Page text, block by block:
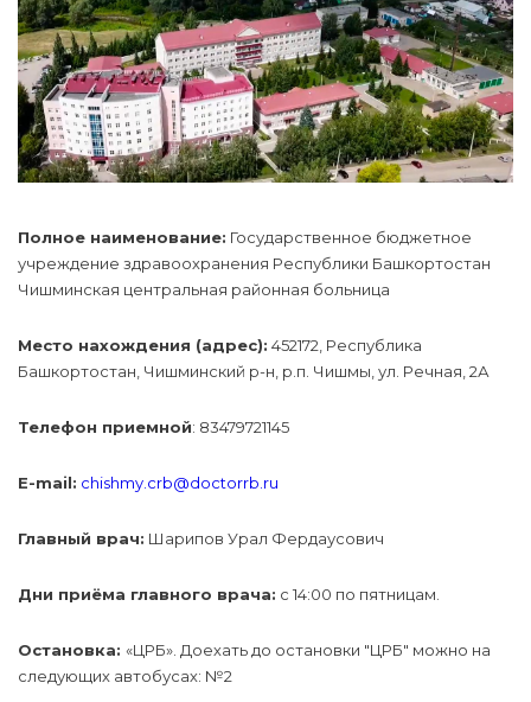
Полное наименование: Государственное бюджетное
учреждение здравоохранения Республики Башкортостан
Чишминская центральная районная больница
Место нахождения (адрес): 452172, Республика
Башкортостан, Чишминский р-н, р.п. Чишмы, ул. Речная, 2А
Телефон приемной: 83479721145
E-mail: chishmy.crb@doctorrb.ru
Главный врач: Шарипов Урал Фердаусович
Дни приёма главного врача: с 14:00 по пятницам.
Остановка: «ЦРБ». Доехать до остановки "ЦРБ" можно на
следующих автобусах: №2